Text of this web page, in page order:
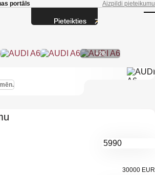
portāls Aizpildi pieteikumu
+26
mēn.
30000 EUR